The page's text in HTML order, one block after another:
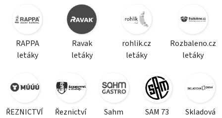
RAPPA
letáky
Ravak
letáky
rohlik.cz
letáky
Rozbaleno.cz
letáky
ŘEZNICTVÍ
Řeznictví
Sahm
SAM 73
Skladová